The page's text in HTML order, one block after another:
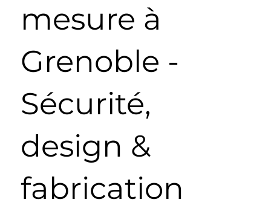
mesure à
Grenoble -
Sécurité,
design &
fabrication